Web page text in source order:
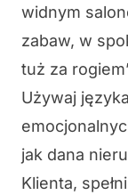
widnym
zabaw, w
tuż za
Używaj
jak dana
Klienta,